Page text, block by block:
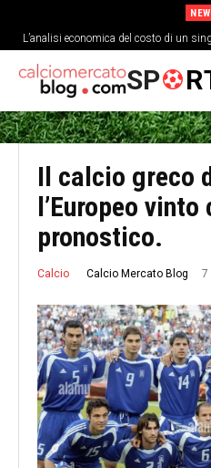
L’analisi economica del costo di un
Come la cultura del gioco
SP
Il calcio greco
l’Europeo
pronostico.
Calcio Calcio Mercato Blog 7